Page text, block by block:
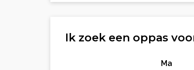
Ik zoek een oppas
Ma